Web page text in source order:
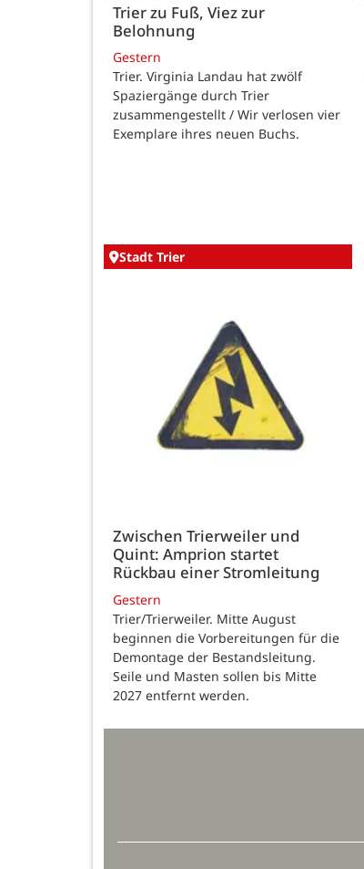
Trier zu Fuß, Viez zur
Belohnung
Gestern
Trier. Virginia Landau hat zwölf
Spaziergänge durch Trier
zusammengestellt / Wir verlosen vier
Exemplare ihres neuen Buchs.
Stadt Trier
Zwischen Trierweiler und
Quint: Amprion startet
Rückbau einer Stromleitung
Gestern
Trier/Trierweiler. Mitte August
beginnen die Vorbereitungen für die
Demontage der Bestandsleitung.
Seile und Masten sollen bis Mitte
2027 entfernt werden.